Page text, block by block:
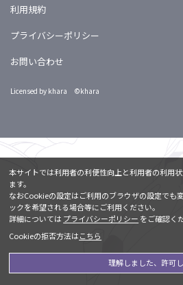
利用規約
プライバシーポリシー
お問い合わせ
Licensed by khara ©khara
本サイトでは利用者の利便性向上と利用者の利用
ます。
なおCookieの設定はご利用のブラウザの設定でも
ックを希望される場合等にご利用ください。
詳細については プライバシーポリシー をご確認く
Cookieの拒否方法はこちら
理解しました、許可